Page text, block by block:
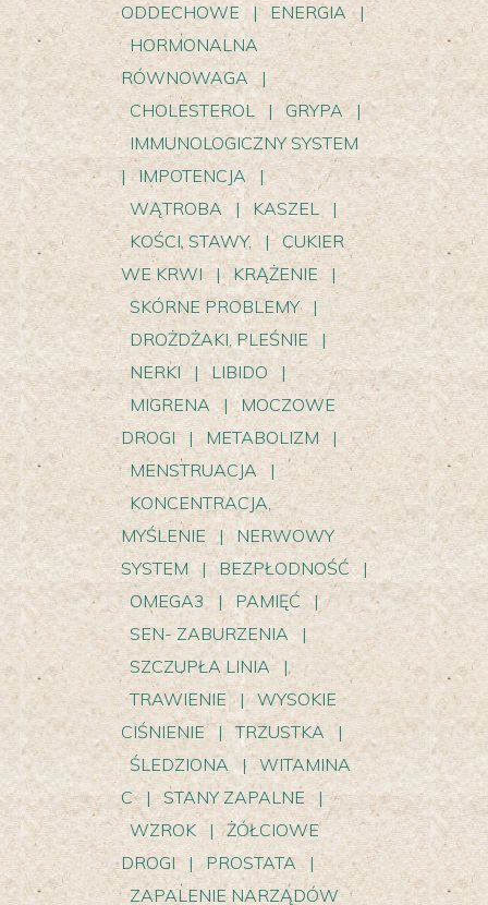
ODDECHOWE
| ENERGIA
|
HORMONALNA
RÓWNOWAGA |
CHOLESTEROL
| GRYPA
|
IMMUNOLOGICZNY SYSTEM
|
IMPOTENCJA
|
WĄTROBA
| KASZEL |
KOŚCI, STAWY,
|
CUKIER
WE KRWI
| KRĄŻENIE
|
SKÓRNE PROBLEMY
|
DROŻDŻAKI, PLEŚNIE
|
NERKI
| LIBIDO
|
MIGRENA
|
MOCZOWE
DROGI | METABOLIZM
|
MENSTRUACJA
|
KONCENTRACJA,
MYŚLENIE
|
NERWOWY
SYSTEM
| BEZPŁODNOŚĆ
|
OMEGA3
| PAMIĘĆ
|
SEN- ZABURZENIA
|
SZCZUPŁA LINIA
|
TRAWIENIE
|
WYSOKIE
CIŚNIENIE | TRZUSTKA
|
ŚLEDZIONA
|
WITAMINA
C
| STANY ZAPALNE
|
WZROK
|
ŻÓŁCIOWE
DROGI
| PROSTATA
|
ZAPALENIE NARZĄDÓW